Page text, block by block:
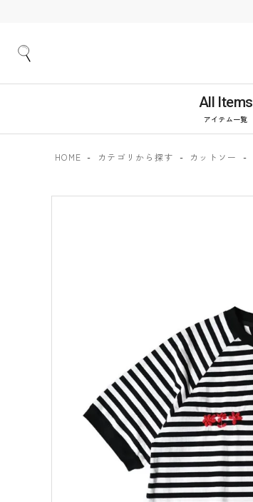
All Items
アイテム一覧
HOME カテゴリから探す カットソー